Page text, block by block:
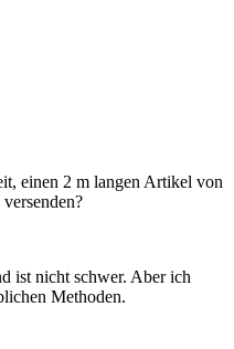
einen 2 m langen Artikel von
ist nicht schwer. Aber ich
Methoden.